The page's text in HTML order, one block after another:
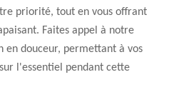
priorité, tout en vous offrant
Faites appel à notre
en douceur, permettant à vos
l'essentiel pendant cette